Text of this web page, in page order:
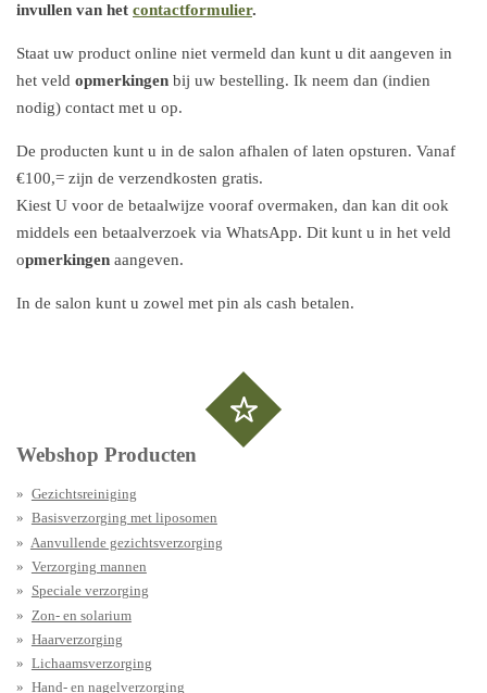
invullen van het contactformulier.
Staat uw product online niet vermeld dan kunt u dit aangeven in
het veld opmerkingen bij uw bestelling. Ik neem dan (indien
nodig) contact met u op.
De producten kunt u in de salon afhalen of laten opsturen. Vanaf
€100,= zijn de verzendkosten gratis.
Kiest U voor de betaalwijze vooraf overmaken, dan kan dit ook
middels een betaalverzoek via WhatsApp. Dit kunt u in het veld
opmerkingen aangeven.
In de salon kunt u zowel met pin als cash betalen.
Webshop Producten
Gezichtsreiniging
Basisverzorging met liposomen
Aanvullende gezichtsverzorging
Verzorging mannen
Speciale verzorging
Zon- en solarium
Haarverzorging
Lichaamsverzorging
Hand- en nagelverzorging